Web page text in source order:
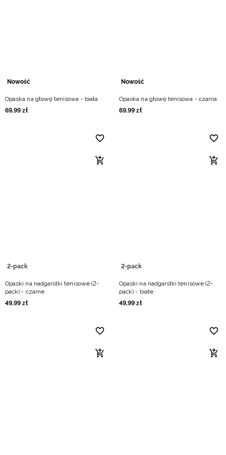
Nowość
Opaska na głowę tenisowa - biała
69,99 zł
Nowość
Opaska na głowę tenisowa - czarna
69,99 zł
2-pack
Opaski na nadgarstki tenisowe (2-
pack) - czarne
49,99 zł
2-pack
Opaski na nadgarstki tenisowe (2-
pack) - białe
49,99 zł